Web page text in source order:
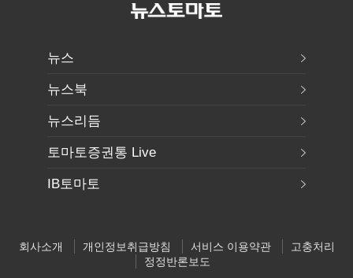
뉴스
뉴스북
뉴스리듬
토마토증권통 Live
IB토마토
회사소개 개인정보취급방침 서비스 이용약관
고충처리
정정반론보도